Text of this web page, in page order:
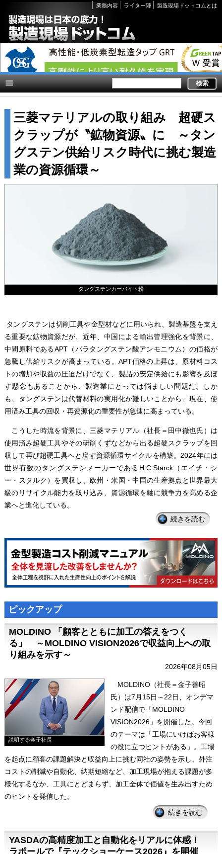
Secondary
links
業務内容 ライター陣 製造現場ドットコムとは
三菱マテリアルの取り組み 超硬ス
クラップが〝鉱物資源〟に ～タン
グステン供給リスク時代に挑む製造
業の資源循環～
タングステンカーバイト粉
タングステンは切削工具や金型材などに用いられ、製造基盤を支え
る重要な鉱物資源だが、近年、中国による輸出管理強化を背景に、
中間原料であるAPT（パラタングステン酸アンモニウム）の価格が
急騰し供給リスクが高まっている。APT価格の上昇は、原材料コス
トの増加や収益の圧迫だけでなく、製品の安定供給にも影響を及ぼ
す懸念もあることから、製造業にとっては悩ましい問題だ。しか
も、タングステンは代替材料の実用化が難しいことから、現在、使
用済み工具の回収・再資源化の重要性が急速に高まっている。
こうした時流を背景に、三菱マテリアル（社長＝田中徹也氏）は
使用済み超硬工具やその研削くずなどから出る超硬スクラップを回
収して再び超硬工具へと戻す資源循環サイクルを構築。2024年には
世界有数のタングステンメーカーであるH.C.Starck（エイチ・シ
ー・スタルク）を買収し、欧州・米国・中国の生産拠点と世界最大
級のリサイクル能力を取り込み、資源循環を軸に競争力を高める企
業へと進化している。
続きを読む
ピックアップ
MOLDINO 「顧客とともに加工の答えをつく
る」 ～MOLDINO VISION2026で収益向上への取
り組みを示す～
2026年08月05日
説明する金子社長
MOLDINO（社長＝金子善昭
氏）は7月15日～22日、オンデマ
ンド配信で「MOLDINO
VISION2026」を開催した。今回
のテーマは「工場にいけばお客様
の役に立つヒントがある」。工場
を起点に顧客の課題解決と収益向上に挑む同社の姿勢を示し、外注
コストの削減や自動化、納期短縮など、加工現場が抱える課題が多
様化するなか、工具にとどまらず、加工全体で価値を生み出すため
のヒントを発信した。
続きを読む
YASDAの高精度加工と自動化をリアルに体感！
ラポールで『テックショーケース2026』を開催